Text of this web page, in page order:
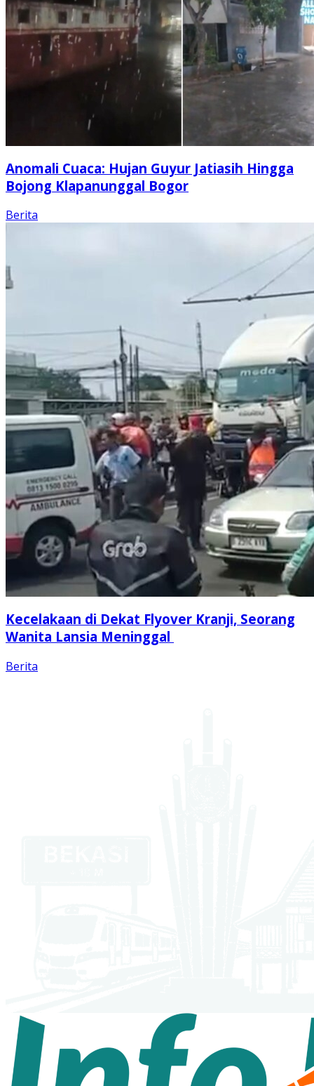
Anomali Cuaca: Hujan Guyur Jatiasih Hingga
Bojong Klapanunggal Bogor
Berita
Kecelakaan di Dekat Flyover Kranji, Seorang
Wanita Lansia Meninggal
Berita